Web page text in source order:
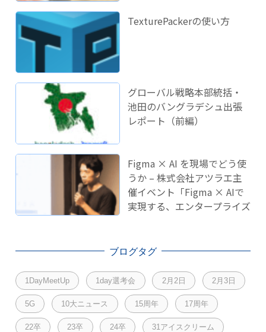
TexturePackerの使い方
グローバル戦略本部統括・
池田のバングラデシュ出張
レポート（前編）
Figma × AI を現場でどう使
うか – 株式会社アツラエ主
催イベント「Figma × AIで
実現する、エンタープライズ
ブログタグ
1DayMeetUp 1day選考会 2月2日 2月3日
5G 10大ニュース 15周年 17周年
22卒 23卒 24卒 31アイスクリーム